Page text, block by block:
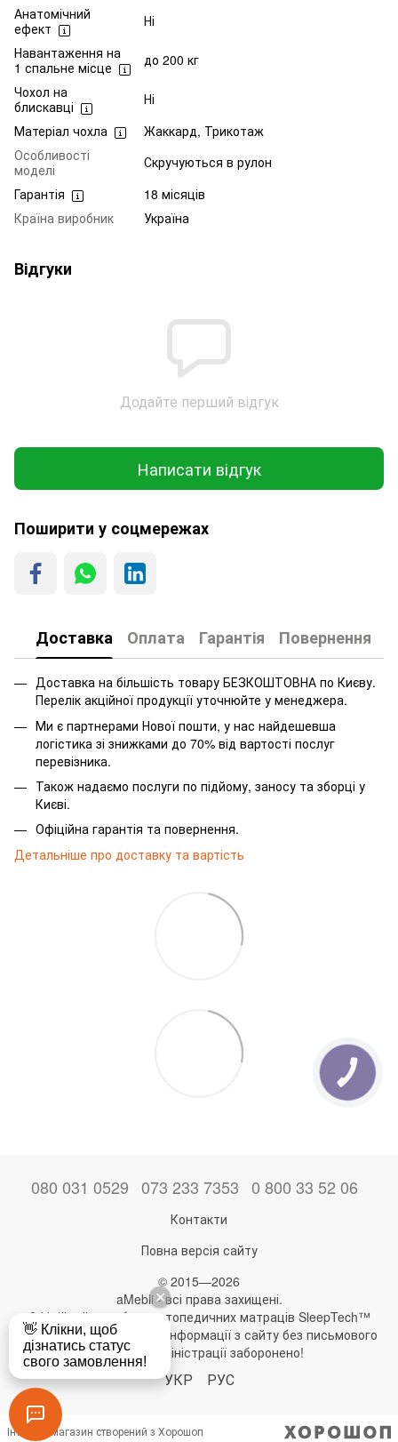
Анатомічний
ефект
Ні
Навантаження на
1 спальне місце
до 200 кг
Чохол на
блискавці
Ні
Матеріал чохла
Жаккард, Трикотаж
Особливості
моделі
Скручуються в рулон
Гарантія
18 місяців
Країна виробник
Україна
Відгуки
Додайте перший відгук
Написати відгук
Поширити у соцмережах
Доставка Оплата Гарантія Повернення
Доставка на більшість товару БЕЗКОШТОВНА по Києву.
Перелік акційної продукції уточнюйте у менеджера.
Ми є партнерами Нової пошти, у нас найдешевша
логістика зі знижками до 70% від вартості послуг
перевізника.
Також надаємо послуги по підйому, заносу та зборці у
Києві.
Офіційна гарантія та повернення.
Детальніше про доставку та вартість
080 031 0529 073 233 7353 0 800 33 52 06
Контакти
Повна версія сайту
© 2015—2026
aMebli - всі права захищені.
Офіційний виробник ортопедичних матраців SleepTech™
Будь-яке використання інформації з сайту без письмового
дозволу адміністрації заборонено!
УКР РУС
Інтернет-магазин створений з Хорошоп